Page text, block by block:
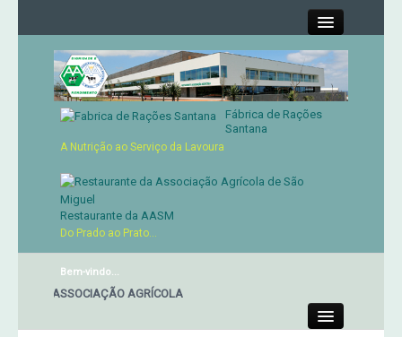
Contactos
Serviços
Fábrica de Rações
Santana
A Nutrição ao Serviço da Lavoura
Restaurante da AASM
Do Prado ao Prato...
Bem-vindo...
DA ASSOCIAÇÃO AGRÍCOLA